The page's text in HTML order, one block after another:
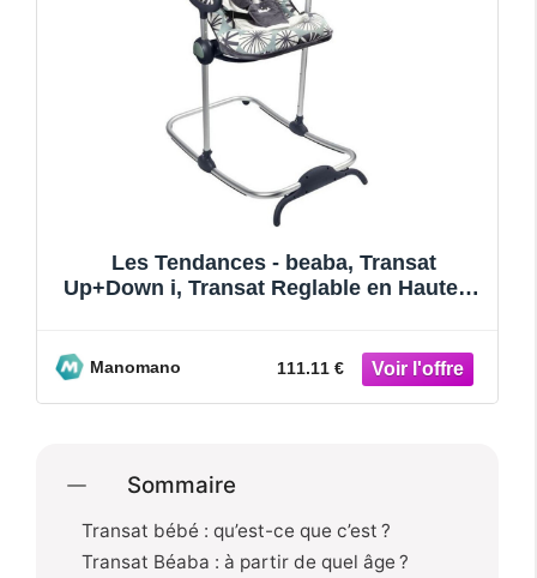
Les Tendances - beaba, Transat
Up+Down i, Transat Reglable en Hauteur,
Manomano 111.11 €
Sommaire
Transat bébé : qu’est-ce que c’est ?
Transat Béaba : à partir de quel âge ?